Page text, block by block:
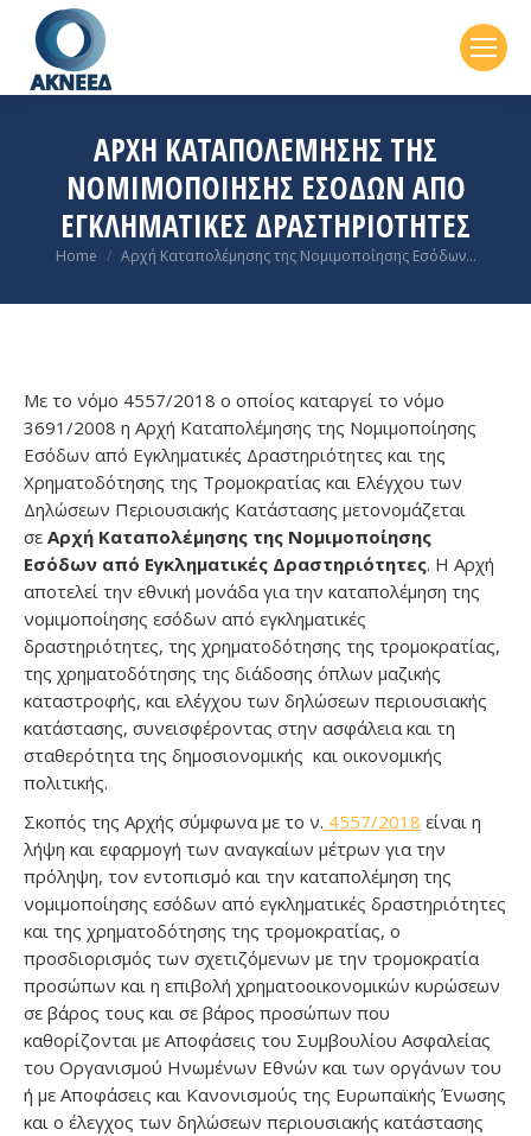
ΑΡΧΉ KΑΤΑΠΟΛΈΜΗΣΗΣ ΤΗΣ
ΝΟΜΙΜΟΠΟΊΗΣΗΣ ΕΣΌΔΩΝ ΑΠΌ
ΕΓΚΛΗΜΑΤΙΚΈΣ ΔΡΑΣΤΗΡΙΌΤΗΤΕΣ
You are here:
Home Αρχή Kαταπολέμησης της Νομιμοποίησης Εσόδων…
Με το νόμο 4557/2018 ο οποίος καταργεί το νόμο
3691/2008 η Αρχή Καταπολέμησης της Νομιμοποίησης
Εσόδων από Εγκληματικές Δραστηριότητες και της
Χρηματοδότησης της Τρομοκρατίας και Ελέγχου των
Δηλώσεων Περιουσιακής Κατάστασης μετονομάζεται
σε Αρχή Καταπολέμησης της Νομιμοποίησης
Εσόδων από Εγκληματικές Δραστηριότητες. Η Αρχή
αποτελεί την εθνική μονάδα για την καταπολέμηση της
νομιμοποίησης εσόδων από εγκληματικές
δραστηριότητες, της χρηματοδότησης της τρομοκρατίας,
της χρηματοδότησης της διάδοσης όπλων μαζικής
καταστροφής, και ελέγχου των δηλώσεων περιουσιακής
κατάστασης, συνεισφέροντας στην ασφάλεια και τη
σταθερότητα της δημοσιονομικής και οικονομικής
πολιτικής.
Σκοπός της Αρχής σύμφωνα με το ν. 4557/2018 είναι η
λήψη και εφαρμογή των αναγκαίων μέτρων για την
πρόληψη, τον εντοπισμό και την καταπολέμηση της
νομιμοποίησης εσόδων από εγκληματικές δραστηριότητες
και της χρηματοδότησης της τρομοκρατίας, ο
προσδιορισμός των σχετιζόμενων με την τρομοκρατία
προσώπων και η επιβολή χρηματοοικονομικών κυρώσεων
σε βάρος τους και σε βάρος προσώπων που
καθορίζονται με Αποφάσεις του Συμβουλίου Ασφαλείας
του Οργανισμού Ηνωμένων Εθνών και των οργάνων του
ή με Αποφάσεις και Κανονισμούς της Ευρωπαϊκής Ένωσης
και ο έλεγχος των δηλώσεων περιουσιακής κατάστασης